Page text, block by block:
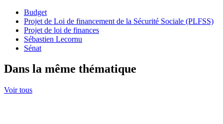
Budget
Projet de Loi de financement de la Sécurité Sociale (PLFSS)
Projet de loi de finances
Sébastien Lecornu
Sénat
Dans la même thématique
Voir tous